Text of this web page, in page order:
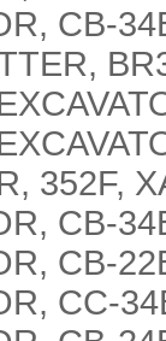
CB-
352F,
CB-
CB-
CC-